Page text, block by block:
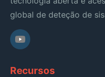
global de deteção de
Recursos